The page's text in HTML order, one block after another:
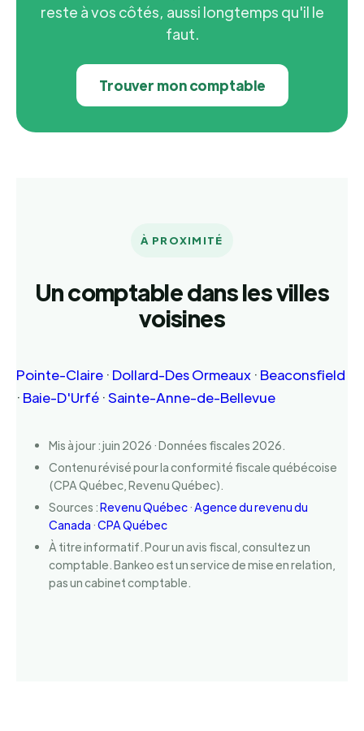
reste à vos côtés, aussi longtemps qu'il le
faut.
Trouver mon comptable
À PROXIMITÉ
Un comptable dans les villes
voisines
Pointe-Claire · Dollard-Des Ormeaux · Beaconsfield
· Baie-D'Urfé ·Sainte-Anne-de-Bellevue
Mis à jour : juin 2026 · Données fiscales 2026.
Contenu révisé pour la conformité fiscale québécoise
(CPA Québec, Revenu Québec).
Sources :Revenu Québec·Agence du revenu du
Canada ·CPA Québec
À titre informatif. Pour un avis fiscal, consultez un
comptable. Bankeo est un service de mise en relation,
pas un cabinet comptable.